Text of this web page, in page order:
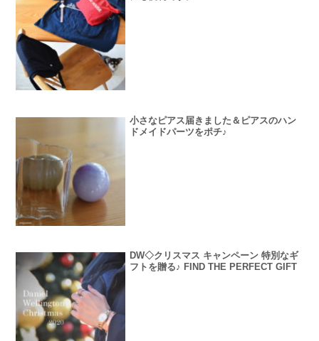
小さなピアス届きました＆ピアスのハン
ドメイドパーツをポチ♪
DW◇クリスマス キャンペーン 特別なギ
フトを贈る♪ FIND THE PERFECT GIFT